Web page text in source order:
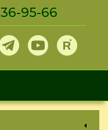
95-66